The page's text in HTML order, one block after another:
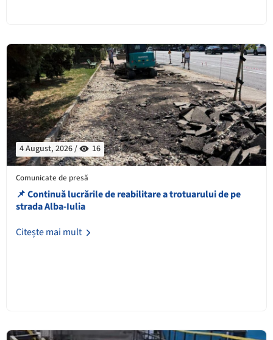
4 August, 2026 / 16
Comunicate de presă
📌 Continuă lucrările de reabilitare a trotuarului de pe
strada Alba-Iulia
Citește mai mult